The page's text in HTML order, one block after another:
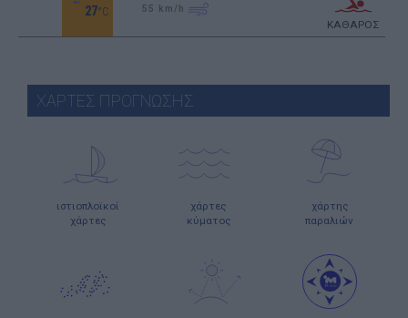
27°C 55 km/h
ΚΑΘΑΡΟΣ
ΧΑΡΤΕΣ ΠΡΟΓΝΩΣΗΣ
ιστιοπλοϊκοί
χάρτες
χάρτες
κύματος
χάρτης
παραλιών